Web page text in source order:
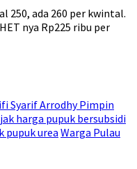
250, ada 260 per kwintal.
nya Rp225 ribu per
Syarif Arrodhy Pimpin
harga pupuk bersubsidi
pupuk urea Warga Pulau